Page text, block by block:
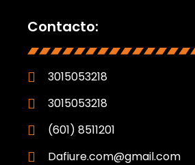
Contacto:
3015053218
3015053218
(601) 8511201
Dafiure.com@gmail.com